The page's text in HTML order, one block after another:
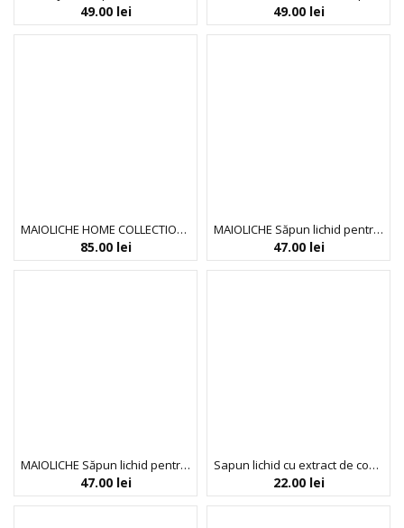
49.00 lei 49.00 lei
MAIOLICHE HOME COLLECTION – Săpun lichid pentru mâini, Detergent de vase, Prosop mic
85.00 lei
MAIOLICHE Săpun lichid pentru mâini AMALFI PEONY
47.00 lei
MAIOLICHE Săpun lichid pentru mâini IRIS OF CAPRI
47.00 lei
Sapun lichid cu extract de cocos + vitamina E & pantenol, You Got Me Feeling so Nut, Thalia, 400 ml
22.00 lei